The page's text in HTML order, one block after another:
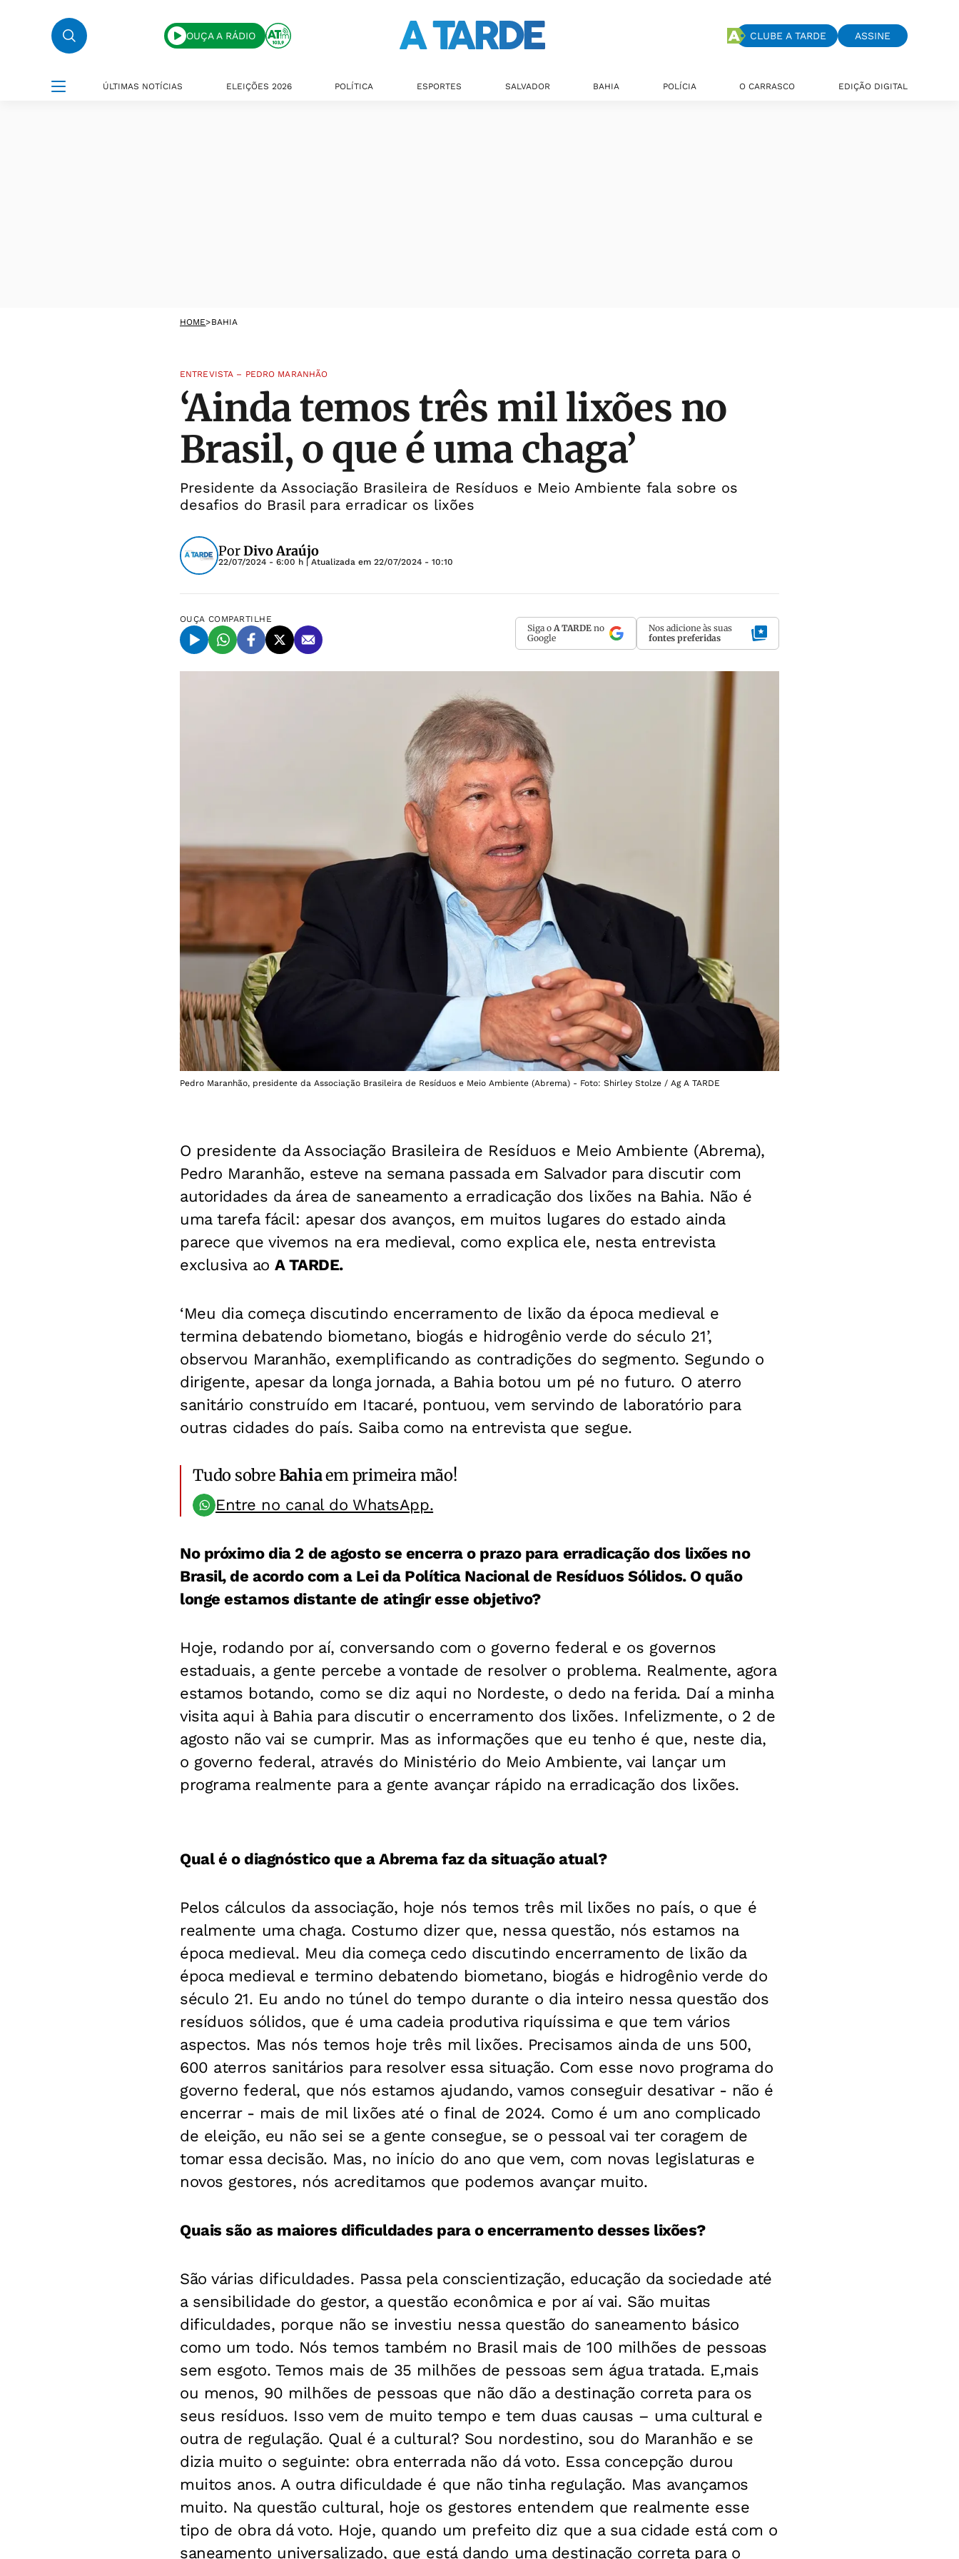
OUÇA A RÁDIO CLUBE A TARDE ASSINE
ÚLTIMAS NOTÍCIAS ELEIÇÕES 2026 POLÍTICA ESPORTES SALVADOR BAHIA POLÍCIA O CARRASCO EDIÇÃO DIGITAL
HOME>BAHIA
ENTREVISTA – PEDRO MARANHÃO
‘Ainda temos três mil lixões no
Brasil, o que é uma chaga’
Presidente da Associação Brasileira de Resíduos e Meio Ambiente fala sobre os
desafios do Brasil para erradicar os lixões
PorDivo Araújo
22/07/2024 - 6:00 h | Atualizada em 22/07/2024 - 10:10
OUÇA COMPARTILHE
Siga o A TARDE no
Google
Nos adicione às suas
fontes preferidas
Pedro Maranhão, presidente da Associação Brasileira de Resíduos e Meio Ambiente (Abrema) - Foto: Shirley Stolze / Ag A TARDE
O presidente da Associação Brasileira de Resíduos e Meio Ambiente (Abrema),
Pedro Maranhão, esteve na semana passada em Salvador para discutir com
autoridades da área de saneamento a erradicação dos lixões na Bahia. Não é
uma tarefa fácil: apesar dos avanços, em muitos lugares do estado ainda
parece que vivemos na era medieval, como explica ele, nesta entrevista
exclusiva aoA TARDE.
‘Meu dia começa discutindo encerramento de lixão da época medieval e
termina debatendo biometano, biogás e hidrogênio verde do século 21’,
observou Maranhão, exemplificando as contradições do segmento. Segundo o
dirigente, apesar da longa jornada, a Bahia botou um pé no futuro. O aterro
sanitário construído em Itacaré, pontuou, vem servindo de laboratório para
outras cidades do país. Saiba como na entrevista que segue.
Tudo sobreBahiaem primeira mão!
Entre no canal do WhatsApp.
No próximo dia 2 de agosto se encerra o prazo para erradicação dos lixões no
Brasil, de acordo com a Lei da Política Nacional de Resíduos Sólidos. O quão
longe estamos distante de atingir esse objetivo?
Hoje, rodando por aí, conversando com o governo federal e os governos
estaduais, a gente percebe a vontade de resolver o problema. Realmente, agora
estamos botando, como se diz aqui no Nordeste, o dedo na ferida. Daí a minha
visita aqui à Bahia para discutir o encerramento dos lixões. Infelizmente, o 2 de
agosto não vai se cumprir. Mas as informações que eu tenho é que, neste dia,
o governo federal, através do Ministério do Meio Ambiente, vai lançar um
programa realmente para a gente avançar rápido na erradicação dos lixões.
Qual é o diagnóstico que a Abrema faz da situação atual?
Pelos cálculos da associação, hoje nós temos três mil lixões no país, o que é
realmente uma chaga. Costumo dizer que, nessa questão, nós estamos na
época medieval. Meu dia começa cedo discutindo encerramento de lixão da
época medieval e termino debatendo biometano, biogás e hidrogênio verde do
século 21. Eu ando no túnel do tempo durante o dia inteiro nessa questão dos
resíduos sólidos, que é uma cadeia produtiva riquíssima e que tem vários
aspectos. Mas nós temos hoje três mil lixões. Precisamos ainda de uns 500,
600 aterros sanitários para resolver essa situação. Com esse novo programa do
governo federal, que nós estamos ajudando, vamos conseguir desativar - não é
encerrar - mais de mil lixões até o final de 2024. Como é um ano complicado
de eleição, eu não sei se a gente consegue, se o pessoal vai ter coragem de
tomar essa decisão. Mas, no início do ano que vem, com novas legislaturas e
novos gestores, nós acreditamos que podemos avançar muito.
Quais são as maiores dificuldades para o encerramento desses lixões?
São várias dificuldades. Passa pela conscientização, educação da sociedade até
a sensibilidade do gestor, a questão econômica e por aí vai. São muitas
dificuldades, porque não se investiu nessa questão do saneamento básico
como um todo. Nós temos também no Brasil mais de 100 milhões de pessoas
sem esgoto. Temos mais de 35 milhões de pessoas sem água tratada. E,mais
ou menos, 90 milhões de pessoas que não dão a destinação correta para os
seus resíduos. Isso vem de muito tempo e tem duas causas – uma cultural e
outra de regulação. Qual é a cultural? Sou nordestino, sou do Maranhão e se
dizia muito o seguinte: obra enterrada não dá voto. Essa concepção durou
muitos anos. A outra dificuldade é que não tinha regulação. Mas avançamos
muito. Na questão cultural, hoje os gestores entendem que realmente esse
tipo de obra dá voto. Hoje, quando um prefeito diz que a sua cidade está com o
saneamento universalizado, que está dando uma destinação correta para o